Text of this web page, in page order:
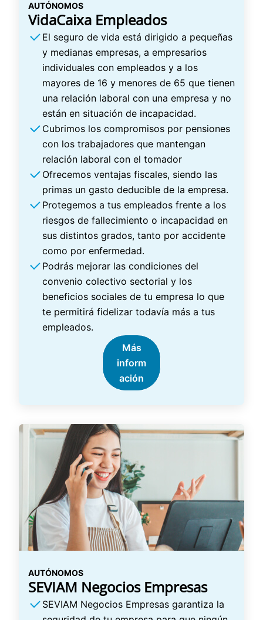
AUTÓNOMOS
VidaCaixa Empleados
El seguro de vida está dirigido a pequeñas
y medianas empresas, a empresarios
individuales con empleados y a los
mayores de 16 y menores de 65 que tienen
una relación laboral con una empresa y no
están en situación de incapacidad.
Cubrimos los compromisos por pensiones
con los trabajadores que mantengan
relación laboral con el tomador
Ofrecemos ventajas fiscales, siendo las
primas un gasto deducible de la empresa.
Protegemos a tus empleados frente a los
riesgos de fallecimiento o incapacidad en
sus distintos grados, tanto por accidente
como por enfermedad.
Podrás mejorar las condiciones del
convenio colectivo sectorial y los
beneficios sociales de tu empresa lo que
te permitirá fidelizar todavía más a tus
empleados.
Más
inform
ación
AUTÓNOMOS
SEVIAM Negocios Empresas
SEVIAM Negocios Empresas garantiza la